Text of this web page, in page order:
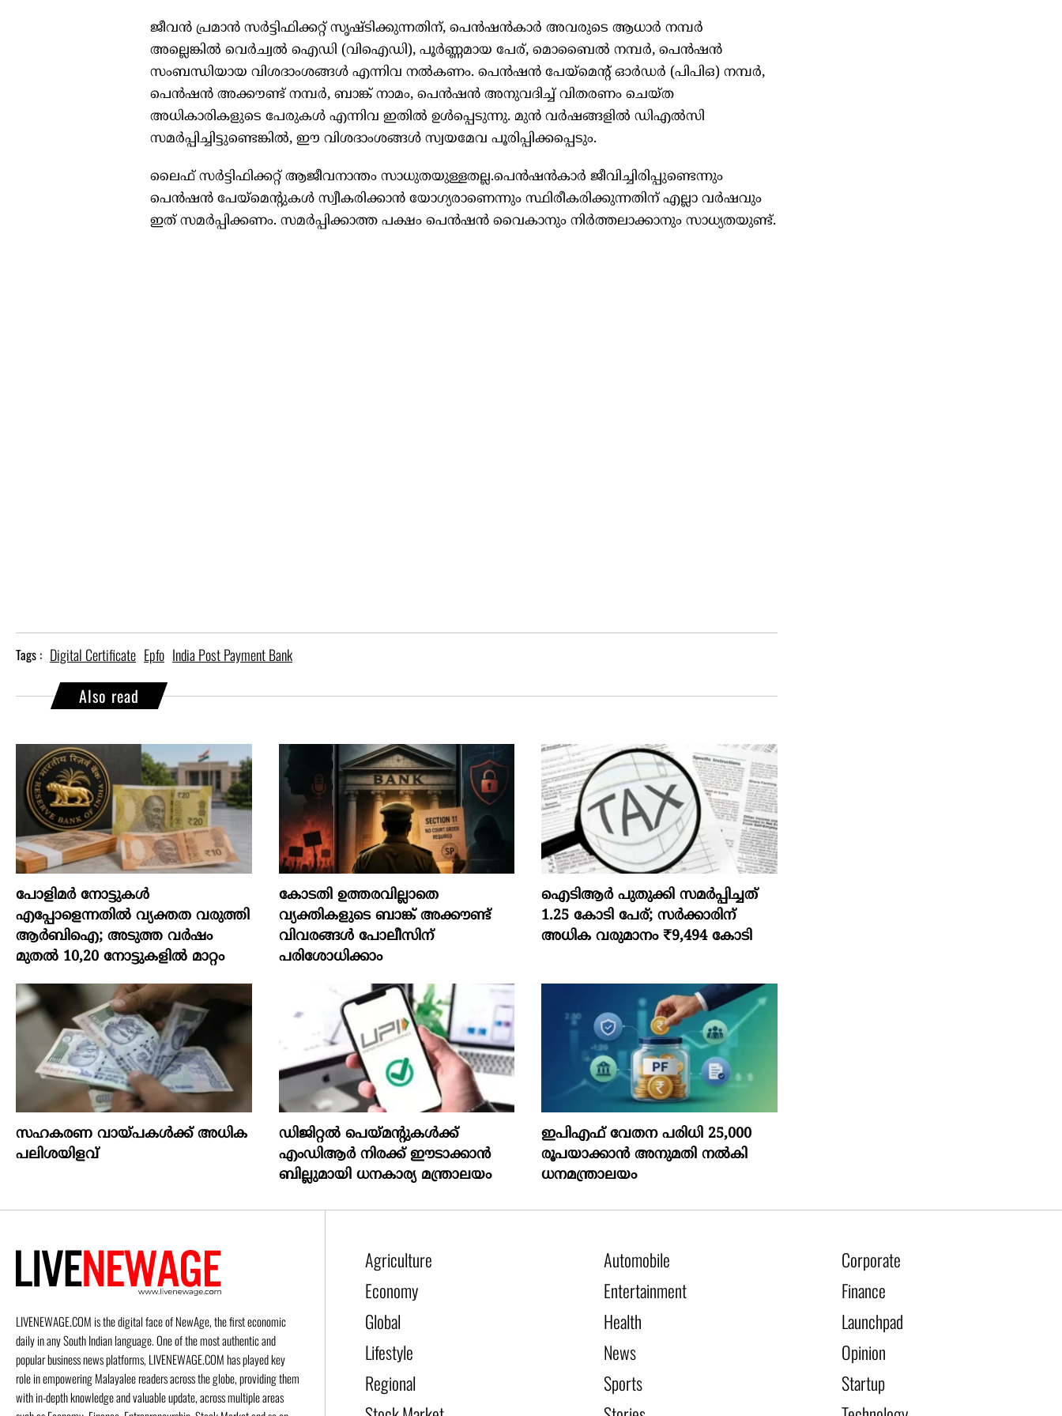
ജീവന്‍ പ്രമാന്‍ സര്‍ട്ടിഫിക്കറ്റ് സൃഷ്ടിക്കുന്നതിന്, പെന്‍ഷന്‍കാര്‍ അവരുടെ ആധാര്‍ നമ്പര്‍
അല്ലെങ്കില്‍ വെര്‍ച്വല്‍ ഐഡി (വിഐഡി), പൂര്‍ണ്ണമായ പേര്, മൊബൈല്‍ നമ്പര്‍, പെന്‍ഷന്‍
സംബന്ധിയായ വിശദാംശങ്ങള്‍ എന്നിവ നല്‍കണം. പെന്‍ഷന്‍ പേയ്മെന്റ് ഓര്‍ഡര്‍ (പിപിഒ) നമ്പര്‍,
പെന്‍ഷന്‍ അക്കൗണ്ട് നമ്പര്‍, ബാങ്ക് നാമം, പെന്‍ഷന്‍ അനുവദിച്ച് വിതരണം ചെയ്ത
അധികാരികളുടെ പേരുകള്‍ എന്നിവ ഇതില്‍ ഉള്‍പ്പെടുന്നു. മുന്‍ വര്‍ഷങ്ങളില്‍ ഡിഎല്‍സി
സമര്‍പ്പിച്ചിട്ടുണ്ടെങ്കില്‍, ഈ വിശദാംശങ്ങള്‍ സ്വയമേവ പൂരിപ്പിക്കപ്പെടും.
ലൈഫ് സര്‍ട്ടിഫിക്കറ്റ് ആജീവനാന്തം സാധുതയുള്ളതല്ല.പെന്‍ഷന്‍കാര്‍ ജീവിച്ചിരിപ്പുണ്ടെന്നും
പെന്‍ഷന്‍ പേയ്മെന്റുകള്‍ സ്വീകരിക്കാന്‍ യോഗ്യരാണെന്നും സ്ഥിരീകരിക്കുന്നതിന് എല്ലാ വര്‍ഷവും
ഇത് സമര്‍പ്പിക്കണം. സമര്‍പ്പിക്കാത്ത പക്ഷം പെന്‍ഷന്‍ വൈകാനും നിര്‍ത്തലാക്കാനും സാധ്യതയുണ്ട്.
Tags : Digital Certificate Epfo India Post Payment Bank
Also read
പോളിമർ നോട്ടുകൾ
എപ്പോളെന്നതിൽ വ്യക്തത വരുത്തി
ആർബിഐ; അടുത്ത വർഷം
മുതൽ 10,20 നോട്ടുകളിൽ മാറ്റം
കോടതി ഉത്തരവില്ലാതെ
വ്യക്തികളുടെ ബാങ്ക് അക്കൗണ്ട്
വിവരങ്ങൾ പോലീസിന്
പരിശോധിക്കാം
ഐടിആര്‍ പുതുക്കി സമർപ്പിച്ചത്
1.25 കോടി പേര്; സർക്കാരിന്
അധിക വരുമാനം ₹9,494 കോടി
സഹകരണ വായ്പകള്‍ക്ക് അധിക
പലിശയിളവ്
ഡിജിറ്റൽ പെയ്മന്റുകൾക്ക്
എംഡിആർ നിരക്ക് ഈടാക്കാൻ
ബില്ലുമായി ധനകാര്യ മന്ത്രാലയം
ഇപിഎഫ് വേതന പരിധി 25,000
രൂപയാക്കാൻ അനുമതി നൽകി
ധനമന്ത്രാലയം
LIVENEWAGE.COM is the digital face of NewAge, the first economic
daily in any South Indian language. One of the most authentic and
popular business news platforms, LIVENEWAGE.COM has played key
role in empowering Malayalee readers across the globe, providing them
with in-depth knowledge and valuable update, across multiple areas
Agriculture Automobile
Corporate
Economy
Entertainment
Finance
Global
Health
Launchpad
Lifestyle
News
Opinion
Regional
Sports
Startup